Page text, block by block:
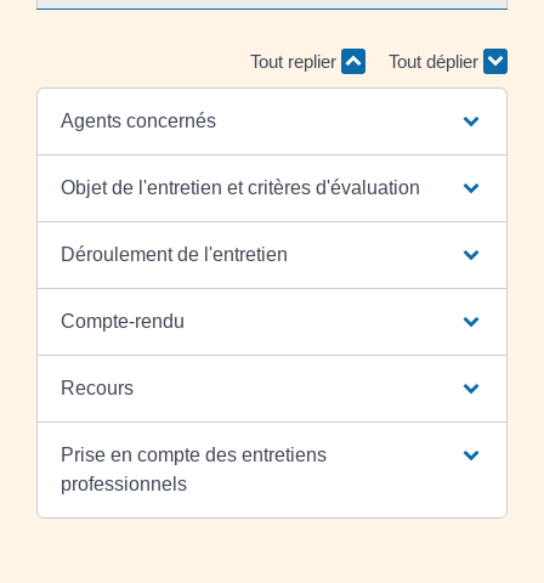
Tout replier Tout déplier
Agents concernés
Objet de l'entretien et critères d'évaluation
Déroulement de l'entretien
Compte-rendu
Recours
Prise en compte des entretiens
professionnels